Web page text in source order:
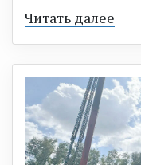
Читать далее